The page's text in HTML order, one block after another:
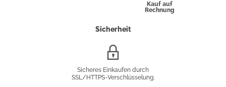
Kauf auf
Rechnung
Sicherheit
Sicheres Einkaufen durch
SSL/HTTPS-Verschlüsselung.